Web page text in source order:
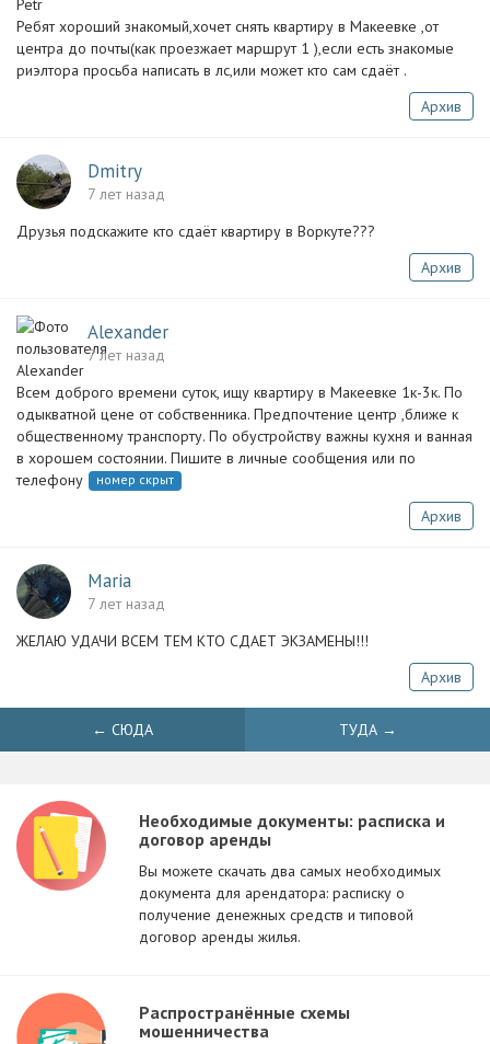
Ребят хороший знакомый,хочет снять квартиру в Макеевке ,от
центра до почты(как проезжает маршрут 1 ),если есть знакомые
риэлтора просьба написать в лс,или может кто сам сдаёт .
Архив
Dmitry
7 лет назад
Друзья подскажите кто сдаёт квартиру в Воркуте???
Архив
Alexander
7 лет назад
Всем доброго времени суток, ищу квартиру в Макеевке 1к-3к. По
одыкватной цене от собственника. Предпочтение центр ,ближе к
общественному транспорту. По обустройству важны кухня и ванная
в хорошем состоянии. Пишите в личные сообщения или по
телефону
номер скрыт
Архив
Maria
7 лет назад
ЖЕЛАЮ УДАЧИ ВСЕМ ТЕМ КТО СДАЕТ ЭКЗАМЕНЫ!!!
Архив
← СЮДА ТУДА →
Необходимые документы: расписка и
договор аренды
Вы можете скачать два самых необходимых
документа для арендатора: расписку о
получение денежных средств и типовой
договор аренды жилья.
Распространённые схемы
мошенничества